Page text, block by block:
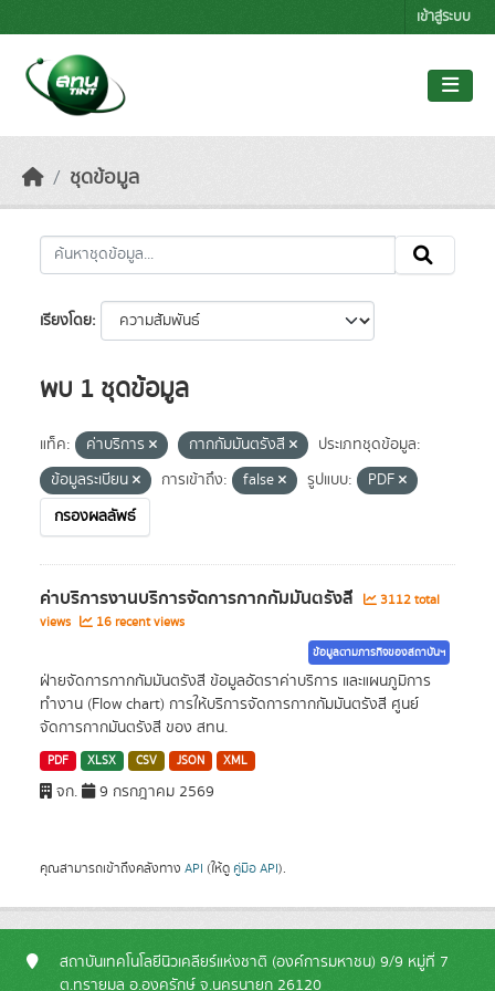
เข้าสู่ระบบ
ชุดข้อมูล
เรียงโดย
พบ 1 ชุดข้อมูล
แท็ค: ค่าบริการ กากกัมมันตรังสี
ประเภทชุดข้อมูล:
ข้อมูลระเบียน
การเข้าถึง: false รูปแบบ:
PDF
กรองผลลัพธ์
ค่าบริการงานบริการจัดการกากกัมมันตรังสี
3112 total
views
16 recent views
ข้อมูลตามภารกิจของสถาบันฯ
ฝ่ายจัดการกากกัมมันตรังสี ข้อมูลอัตราค่าบริการ และแผนภูมิการ
ทำงาน (Flow chart) การให้บริการจัดการกากกัมมันตรังสี ศูนย์
จัดการกากมันตรังสี ของ สทน.
PDF XLSX CSV JSON XML
จก. 9 กรกฎาคม 2569
คุณสามารถเข้าถึงคลังทาง API (ให้ดู คู่มือ API).
สถาบันเทคโนโลยีนิวเคลียร์แห่งชาติ (องค์การมหาชน) 9/9 หมู่ที่ 7
ต.ทรายมูล อ.องครักษ์ จ.นครนายก 26120